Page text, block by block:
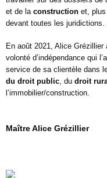
et de la construction et, plus
devant toutes les juridictions.
En août 2021, Alice Grézillier
volonté d’indépendance qui
service de sa clientèle dans
du droit public, du droit
l’immobilier/construction.
Maître Alice Grézillier